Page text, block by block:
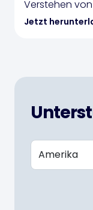
Verstehen
Jetzt